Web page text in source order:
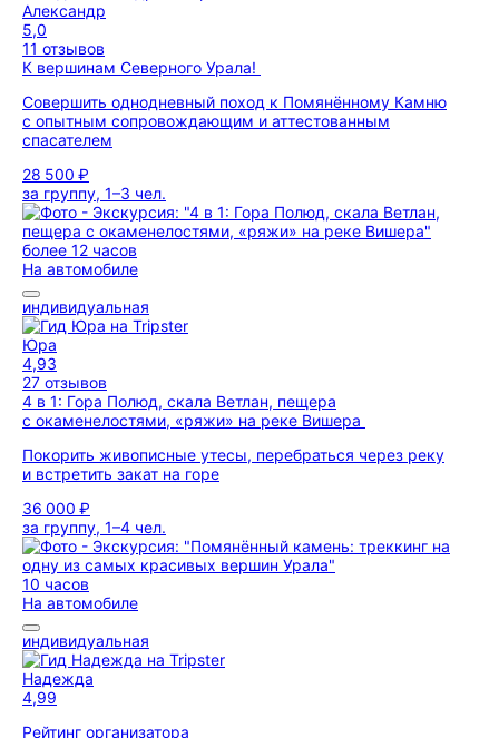
Александр
5,0
11 отзывов
К вершинам Северного Урала!
Совершить однодневный поход к Помянённому Камню
с опытным сопровождающим и аттестованным
спасателем
28 500 ₽
за группу, 1–3 чел.
более 12 часов
На автомобиле
индивидуальная
Юра
4,93
27 отзывов
4 в 1: Гора Полюд, скала Ветлан, пещера
с окаменелостями, «ряжи» на реке Вишера
Покорить живописные утесы, перебраться через реку
и встретить закат на горе
36 000 ₽
за группу, 1–4 чел.
10 часов
На автомобиле
индивидуальная
Надежда
4,99
Рейтинг организатора